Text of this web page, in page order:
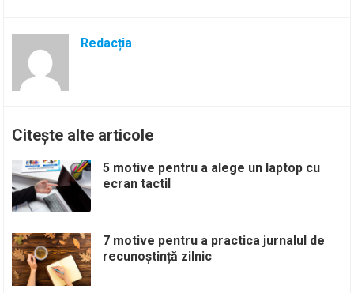
Redacția
Citește alte articole
5 motive pentru a alege un laptop cu
ecran tactil
7 motive pentru a practica jurnalul de
recunoștință zilnic